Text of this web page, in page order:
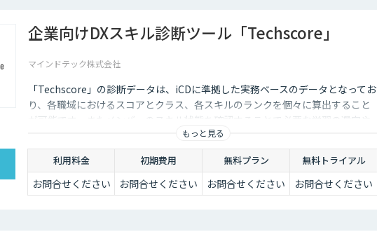
企業向けDXスキル診断ツール「Techscore」
マインドテック株式会社
「Techscore」の診断データは、iCDに準拠した実務ベースのデータとなってお
り、各職域におけるスコアとクラス、各スキルのランクを個々に算出すること
が可能です。またメンバーのスキル状態を確認することで必要な学習の選定や
PJメンバーの選定にもご活用いただけます。
もっと見る
利用料金 初期費用 無料プラン 無料トライアル
お問合せください お問合せください お問合せください お問合せください